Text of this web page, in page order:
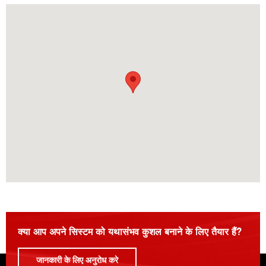
क्या आप अपने सिस्टम को यथासंभव कुशल बनाने के लिए तैयार हैं?
जानकारी के लिए अनुरोध करे